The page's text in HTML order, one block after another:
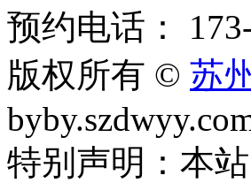
预约电话：
版权所有 © 苏
特别声明：本